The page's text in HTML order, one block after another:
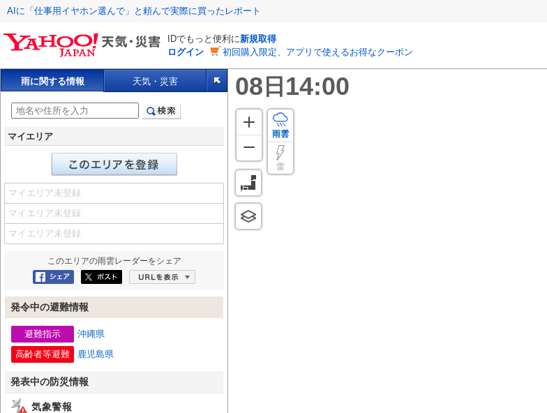
AIに「仕事用イヤホン選んで」と頼んで実際に買ったレポート
IDでもっと便利に新規取得
ログイン
初回購入限定、アプリで使えるお得なクーポン
雨に関する情報 天気・災害
マイエリア
マイエリア未登録
マイエリア未登録
マイエリア未登録
このエリアの雨雲レーダーをシェア
Facebookにシェア
ポスト
発令中の避難情報
避難指示
沖縄県
高齢者等避難
鹿児島県
発表中の防災情報
気象警報
雨雲
雷
08 日 14:00